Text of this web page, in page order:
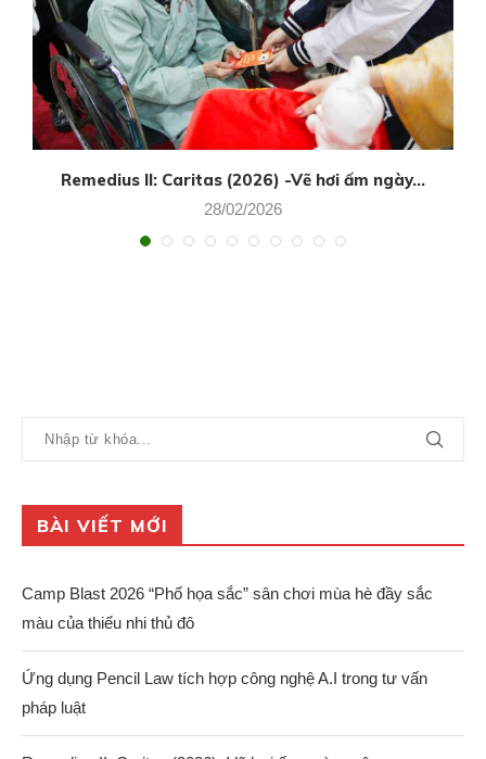
Remedius II: Caritas (2026) -Vẽ hơi ấm ngày...
28/02/2026
BÀI VIẾT MỚI
Camp Blast 2026 “Phố họa sắc” sân chơi mùa hè đầy sắc
màu của thiếu nhi thủ đô
Ứng dụng Pencil Law tích hợp công nghệ A.I trong tư vấn
pháp luật